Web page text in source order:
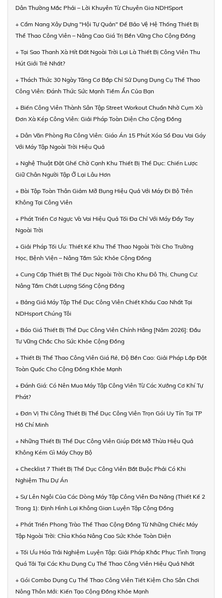
Dân Thường Mắc Phải – Lời Khuyên Từ Chuyên Gia NDHSport
+ Cẩm Nang Xây Dựng "Hội Tự Quản" Để Bảo Vệ Hệ Thống Thiết Bị
Thể Thao Công Viên – Nâng Cao Giá Trị Bền Vững Cho Cộng Đồng
+ Tại Sao Thanh Xà Hít Đất Ngoài Trời Lại Là Thiết Bị Công Viên Thu
Hút Giới Trẻ Nhất?
+ Thách Thức 30 Ngày Tăng Cơ Bắp Chỉ Sử Dụng Dụng Cụ Thể Thao
Công Viên: Đánh Thức Sức Mạnh Tiềm Ẩn Của Bạn
+ Biến Công Viên Thành Sân Tập Street Workout Chuẩn Nhờ Cụm Xà
Đơn Xà Kép Công Viên: Giải Pháp Toàn Diện Cho Cộng Đồng
+ Dân Văn Phòng Ra Công Viên: Giáo Án 15 Phút Xóa Sổ Đau Vai Gáy
Với Máy Tập Ngoài Trời Hiệu Quả
+ Nghệ Thuật Đặt Ghế Chờ Cạnh Khu Thiết Bị Thể Dục: Chiến Lược
Giữ Chân Người Tập Ở Lại Lâu Hơn
+ Bài Tập Toàn Thân Giảm Mỡ Bụng Hiệu Quả Với Máy Đi Bộ Trên
Không Tại Công Viên
+ Phát Triển Cơ Ngực Và Vai Hiệu Quả Tối Đa Chỉ Với Máy Đẩy Tay
Ngoài Trời
+ Giải Pháp Tối Ưu: Thiết Kế Khu Thể Thao Ngoài Trời Cho Trường
Học, Bệnh Viện – Nâng Tầm Sức Khỏe Cộng Đồng
+ Cung Cấp Thiết Bị Thể Dục Ngoài Trời Cho Khu Đô Thị, Chung Cư:
Nâng Tầm Chất Lượng Sống Cộng Đồng
+ Bảng Giá Máy Tập Thể Dục Công Viên Chiết Khấu Cao Nhất Tại
NDHsport Chúng Tôi
+ Báo Giá Thiết Bị Thể Dục Công Viên Chính Hãng [Năm 2026]: Đầu
Tư Vững Chắc Cho Sức Khỏe Cộng Đồng
+ Thiết Bị Thể Thao Công Viên Giá Rẻ, Độ Bền Cao: Giải Pháp Lắp Đặt
Toàn Quốc Cho Cộng Đồng Khỏe Mạnh
+ Đánh Giá: Có Nên Mua Máy Tập Công Viên Từ Các Xưởng Cơ Khí Tự
Phát?
+ Đơn Vị Thi Công Thiết Bị Thể Dục Công Viên Trọn Gói Uy Tín Tại TP
Hồ Chí Minh
+ Những Thiết Bị Thể Dục Công Viên Giúp Đốt Mỡ Thừa Hiệu Quả
Không Kém Gì Máy Chạy Bộ
+ Checklist 7 Thiết Bị Thể Dục Công Viên Bắt Buộc Phải Có Khi
Nghiệm Thu Dự Án
+ Sự Lên Ngôi Của Các Dòng Máy Tập Công Viên Đa Năng (Thiết Kế 2
Trong 1): Định Hình Lại Không Gian Luyện Tập Cộng Đồng
+ Phát Triển Phong Trào Thể Thao Cộng Đồng Từ Những Chiếc Máy
Tập Ngoài Trời: Chìa Khóa Nâng Cao Sức Khỏe Toàn Diện
+ Tối Ưu Hóa Trải Nghiệm Luyện Tập: Giải Pháp Khắc Phục Tình Trạng
Quá Tải Tại Các Khu Dụng Cụ Thể Thao Công Viên Hiệu Quả Nhất
+ Gói Combo Dụng Cụ Thể Thao Công Viên Tiết Kiệm Cho Sân Chơi
Nông Thôn Mới: Kiến Tạo Cộng Đồng Khỏe Mạnh